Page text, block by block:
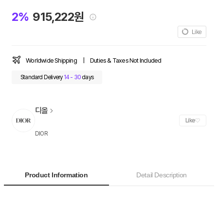
2% 915,222원
Like
Worldwide Shipping Duties & Taxes Not Included
Standard Delivery 14 - 30 days
디올
DIOR
Like
Product Information Detail Description